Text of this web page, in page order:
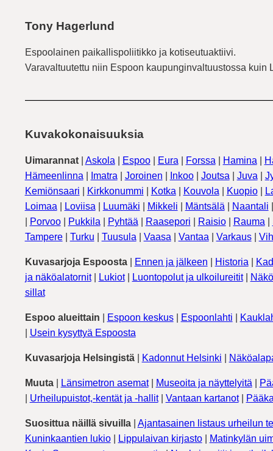
Tony Hagerlund
Espoolainen paikallispoliitikko ja kotiseutuaktiivi.
Varavaltuutettu niin Espoon kaupunginvaltuustossa
Kuvakokonaisuuksia
Uimarannat| Askola Espoo| Eura Forssa Hamina
Hämeenlinna
Imatra Joroinen Inkoo| Joutsa Juva
Kemiönsaari
Kirkkonummi Kotka Kouvola Kuopio|
Loimaa
Loviisa Luumäki Mikkeli Mäntsälä Naantali
Porvoo| Pukkila Pyhtää Raasepori Raisio| Rauma
Tampere| Turku Tuusula Vaasa Vantaa Varkaus|
Kuvasarjoja Espoosta| Ennen ja jälkeen Historia
ja näköalatornit| Lukiot| Luontopolut ja ulkoilureitit|
sillat
Espoo alueittain Espoon keskus| Espoonlahti
Usein kysyttyä Espoosta
Kuvasarjoja Helsingistä| Kadonnut Helsinki
Muuta| Länsimetron asemat| Museoita ja näyttelyitä
Urheilupuistot,-kentät ja -hallit| Vantaan kartanot|
Suosittua näillä sivuilla| Ajantasainen listaus urheilun
Kuninkaantien lukio| Lippulaivan kirjasto|
Matinkylän